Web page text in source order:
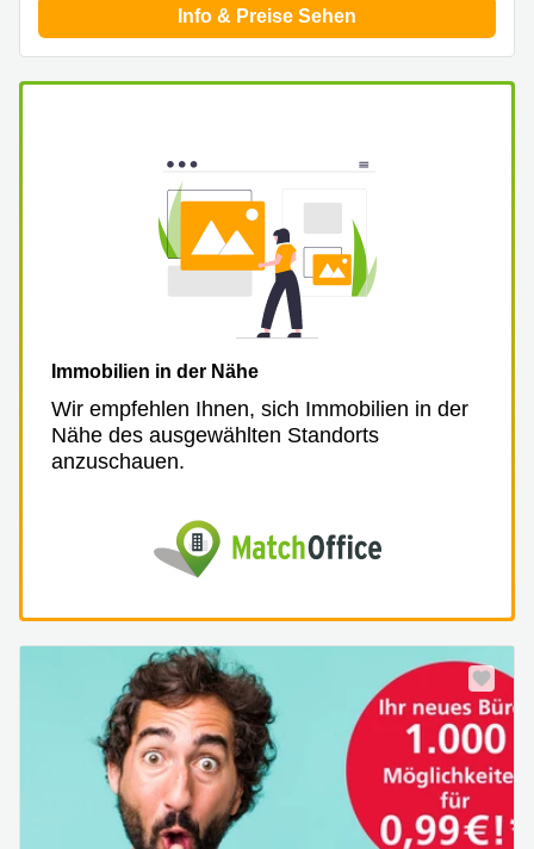
Info & Preise Sehen
Immobilien in der Nähe
Wir empfehlen Ihnen, sich Immobilien in der
Nähe des ausgewählten Standorts
anzuschauen.